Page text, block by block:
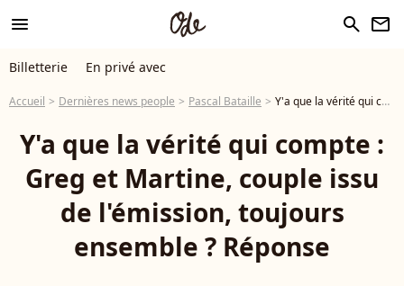
menu search newsletter
Billetterie En privé avec
Accueil Dernières news people Pascal Bataille Y'a que la vérité qui compte : Greg et Martine, couple issu de l'émission, toujours ensemble ? Réponse
Y'a que la vérité qui compte :
Greg et Martine, couple issu
de l'émission, toujours
ensemble ? Réponse